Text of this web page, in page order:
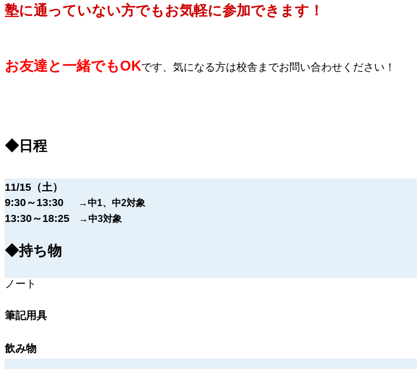
塾に通っていない方でもお気軽に参加できます！
お友達と一緒でもOKです、気になる方は校舎までお問い合わせください！
◆日程
11/15（土）
9:30～13:30
→中1、中2対象
13:30～18:25 →中3対象
◆持ち物
ノート
筆記用具
飲み物